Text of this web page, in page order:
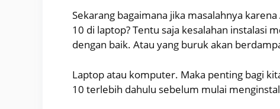
Sekarang bagaimana jika masalahnya
10 di laptop? Tentu saja kesalahan instalasi
dengan baik. Atau yang buruk akan
Laptop atau komputer. Maka penting bagi
10 terlebih dahulu sebelum mulai